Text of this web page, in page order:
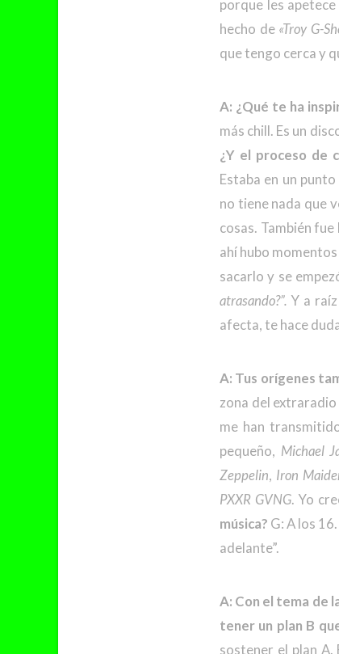
porque les
hecho de «Troy G-
que tengo cerca y
A: ¿Qué te ha
más chill. Es un
¿Y el proceso de
Estaba en un
no tiene nada que
cosas. También
ahí hubo
sacarlo y se
atrasando?”. Y a
afecta, te hace
A: Tus orígenes
zona del
me han
pequeño, Michael
Zeppelin, Iron
PXXR GVNG. Yo
música? G: A los
adelante”.
A: Con el tema de
tener un plan B
sostener el plan A.